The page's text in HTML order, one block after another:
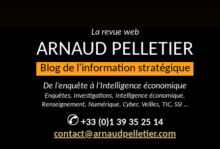
La revue web
ARNAUD PELLETIER
Blog de l'information stratégique
De l’enquête à l’Intelligence économique
Enquêtes, Investigations, Intelligence économique,
Renseignement, Numérique, Cyber, Veilles, TIC, SSI …
+33 (0)1 39 35 25 14
contact@arnaudpelletier.com